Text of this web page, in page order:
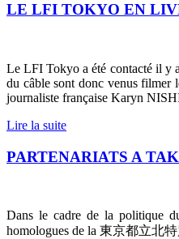
LE LFI TOKYO EN
Le LFI Tokyo a été contacté il y
du câble sont donc venus filmer
journaliste française Karyn
Lire la suite
PARTENARIATS A
Dans le cadre de la politique
homologues de la 東京都立北